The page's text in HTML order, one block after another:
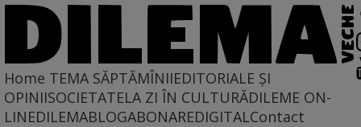
Home TEMA SĂPTĂMÎNIIEDITORIALE ȘI
OPINIISOCIETATELA ZI ÎN CULTURĂDILEME ON-
LINEDILEMABLOGABONAREDIGITALContact